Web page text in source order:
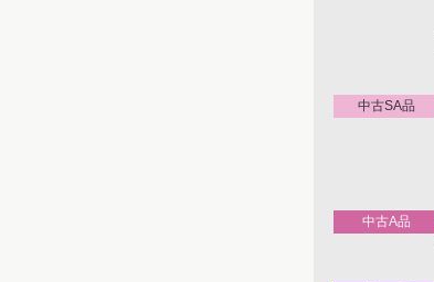
中古SA品
中古A品